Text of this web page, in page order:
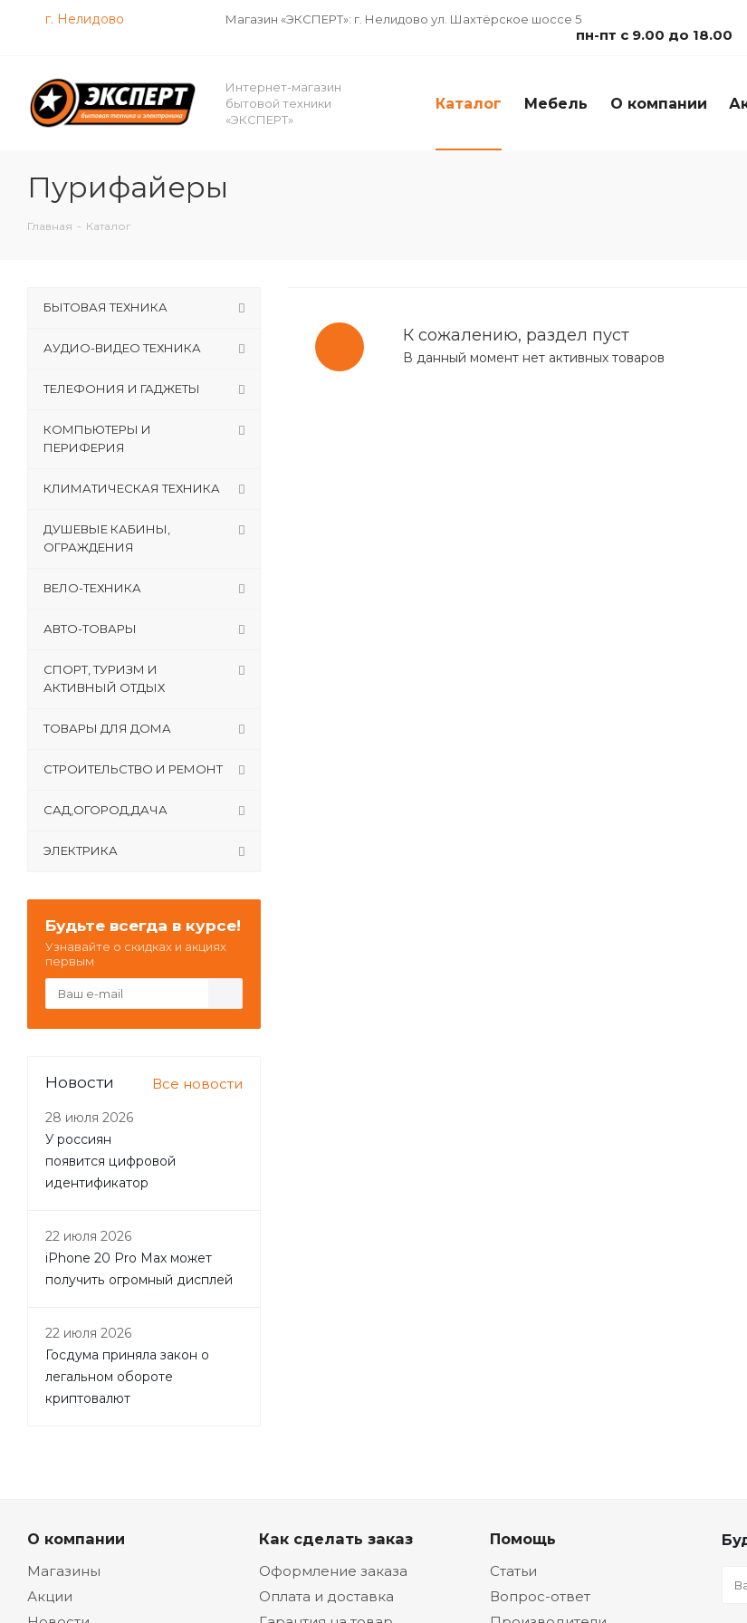
г. Нелидово Магазин «ЭКСПЕРТ»: г. Нелидово ул. Шахтёрское шоссе 5
пн-пт с 9.00 до 18.00
Интернет-магазин
бытовой техники
«ЭКСПЕРТ»
Каталог Мебель О компании
Пурифайеры
Главная - Каталог
К сожалению, раздел пуст
В данный момент нет активных товаров
БЫТОВАЯ ТЕХНИКА
АУДИО-ВИДЕО ТЕХНИКА
ТЕЛЕФОНИЯ И ГАДЖЕТЫ
КОМПЬЮТЕРЫ И
ПЕРИФЕРИЯ
КЛИМАТИЧЕСКАЯ ТЕХНИКА
ДУШЕВЫЕ КАБИНЫ,
ОГРАЖДЕНИЯ
ВЕЛО-ТЕХНИКА
АВТО-ТОВАРЫ
СПОРТ, ТУРИЗМ И
АКТИВНЫЙ ОТДЫХ
ТОВАРЫ ДЛЯ ДОМА
СТРОИТЕЛЬСТВО И РЕМОНТ
САД,ОГОРОД,ДАЧА
ЭЛЕКТРИКА
Будьте всегда в курсе!
Узнавайте о скидках и акциях
первым
Новости Все новости
28 июля 2026
У россиян
появится цифровой
идентификатор
22 июля 2026
iPhone 20 Pro Max может
получить огромный дисплей
22 июля 2026
Госдума приняла закон о
легальном обороте
криптовалют
О компании
Магазины
Акции
Как сделать заказ
Оформление заказа
Оплата и доставка
Помощь
Статьи
Вопрос-ответ